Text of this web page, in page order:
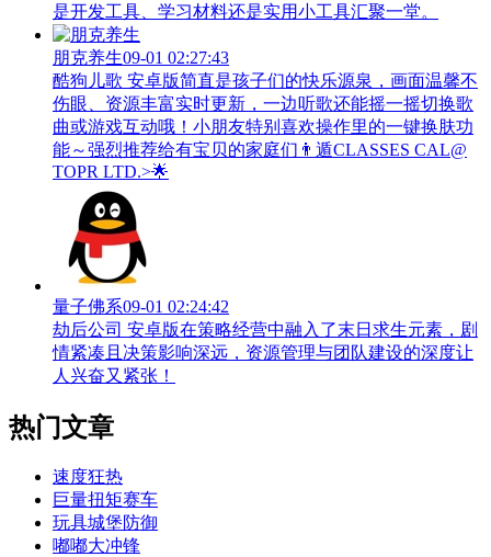
是开发工具、学习材料还是实用小工具汇聚一堂。
朋克养生09-01 02:27:43
酷狗儿歌 安卓版简直是孩子们的快乐源泉，画面温馨不
伤眼、资源丰富实时更新，一边听歌还能摇一摇切换歌
曲或游戏互动哦！小朋友特别喜欢操作里的一键换肤功
能～强烈推荐给有宝贝的家庭们👨‍遁️CLASSES CAL@
TOPR LTD.>🌟
量子佛系09-01 02:24:42
劫后公司 安卓版在策略经营中融入了末日求生元素，剧
情紧凑且决策影响深远，资源管理与团队建设的深度让
人兴奋又紧张！
热门文章
速度狂热
巨量扭矩赛车
玩具城堡防御
嘟嘟大冲锋